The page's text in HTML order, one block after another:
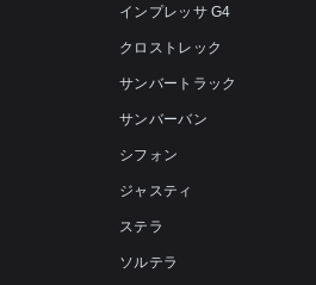
インプレッサ G4
クロストレック
サンバートラック
サンバーバン
シフォン
ジャスティ
ステラ
ソルテラ